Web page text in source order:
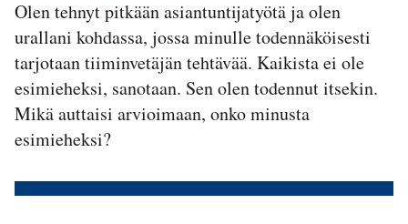
Olen tehnyt pitkään asiantuntijatyötä ja olen
urallani kohdassa, jossa minulle todennäköisesti
tarjotaan tiiminvetäjän tehtävää. Kaikista ei ole
esimieheksi, sanotaan. Sen olen todennut itsekin.
Mikä auttaisi arvioimaan, onko minusta
esimieheksi?